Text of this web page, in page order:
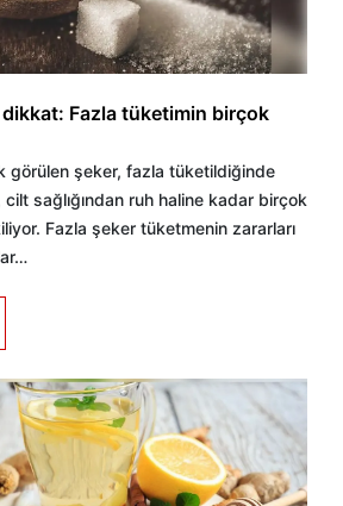
Fazla tüketimin birçok
görülen şeker, fazla tüketildiğinde
sağlığından ruh haline kadar birçok
Fazla şeker tüketmenin zararları